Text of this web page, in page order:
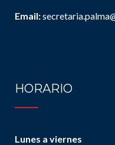
Email:
HORARIO
Lunes a viernes